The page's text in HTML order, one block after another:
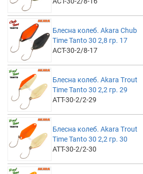
Блесна колеб. Akara Chub
Time Tanto 30 2,8 гр. 17
ACT-30-2/8-17
Блесна колеб. Akara Trout
Time Tanto 30 2,2 гр. 29
ATT-30-2/2-29
Блесна колеб. Akara Trout
Time Tanto 30 2,2 гр. 30
ATT-30-2/2-30